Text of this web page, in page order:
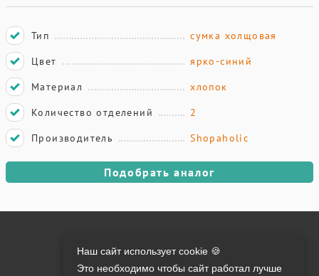
Тип
сумка холщовая
Цвет
ярко-синий
Материал
хлопок
Количество отделений
2
Производитель
Shopaholic
Подобрать аналог
Онлайн оплата на сайте:
Наш сайт использует cookie 🍪
Это необходимо чтобы сайт работал лучше